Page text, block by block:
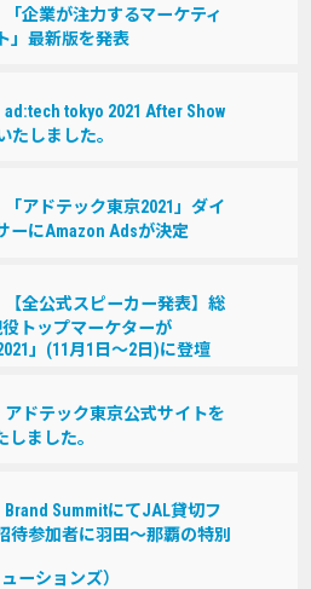
「企業が注⼒するマーケティ
」最新版を発表
ad:tech tokyo 2021 After Show
たしました。
「アドテック東京2021」ダイ
ーにAmazon Adsが決定
【全公式スピーカー発表】総
トップマーケターが
」(11月1日～2日)に登壇
アドテック東京公式サイトを
しました。
Brand SummitにてJAL貸切フ
待参加者に⽻⽥〜那覇の特別
ーションズ）